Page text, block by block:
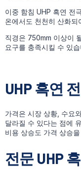
이중 함침 UHP 흑연 전
온에서도 천천히 산화되
직경은 750mm 이상이
요구를 충족시킬 수 있습
UHP 흑연
가격은 시장 상황, 수요
달라질 수 있다는 점에
비용 상승도 가격 상승
전문 UHP